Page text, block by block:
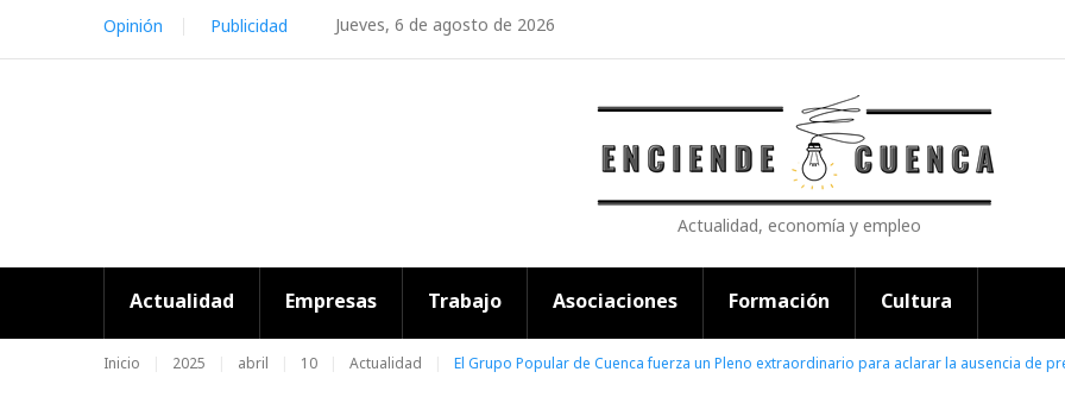
content
Jueves, 6 de agosto de 2026
Opinión Publicidad
Actualidad, economía y empleo
Actualidad Empresas Trabajo Asociaciones Formación Cultura
Inicio 2025 abril 10 Actualidad El Grupo Popular de Cuenca fuerza un Pleno extraordinario para aclarar la ausencia de